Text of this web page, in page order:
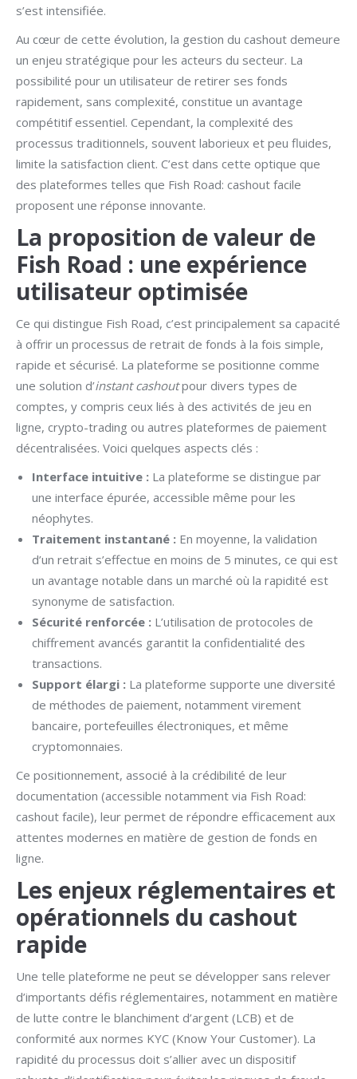
s’est intensifiée.
Au cœur de cette évolution, la gestion du cashout demeure
un enjeu stratégique pour les acteurs du secteur. La
possibilité pour un utilisateur de retirer ses fonds
rapidement, sans complexité, constitue un avantage
compétitif essentiel. Cependant, la complexité des
processus traditionnels, souvent laborieux et peu fluides,
limite la satisfaction client. C’est dans cette optique que
des plateformes telles que Fish Road: cashout facile
proposent une réponse innovante.
La proposition de valeur de
Fish Road : une expérience
utilisateur optimisée
Ce qui distingue Fish Road, c’est principalement sa capacité
à offrir un processus de retrait de fonds à la fois simple,
rapide et sécurisé. La plateforme se positionne comme
une solution d’instant cashoutpour divers types de
comptes, y compris ceux liés à des activités de jeu en
ligne, crypto-trading ou autres plateformes de paiement
décentralisées. Voici quelques aspects clés :
Interface intuitive : La plateforme se distingue par
une interface épurée, accessible même pour les
néophytes.
Traitement instantané : En moyenne, la validation
d’un retrait s’effectue en moins de 5 minutes, ce qui est
un avantage notable dans un marché où la rapidité est
synonyme de satisfaction.
Sécurité renforcée : L’utilisation de protocoles de
chiffrement avancés garantit la confidentialité des
transactions.
Support élargi : La plateforme supporte une diversité
de méthodes de paiement, notamment virement
bancaire, portefeuilles électroniques, et même
cryptomonnaies.
Ce positionnement, associé à la crédibilité de leur
documentation (accessible notamment via Fish Road:
cashout facile), leur permet de répondre efficacement aux
attentes modernes en matière de gestion de fonds en
ligne.
Les enjeux réglementaires et
opérationnels du cashout
rapide
Une telle plateforme ne peut se développer sans relever
d’importants défis réglementaires, notamment en matière
de lutte contre le blanchiment d’argent (LCB) et de
conformité aux normes KYC (Know Your Customer). La
rapidité du processus doit s’allier avec un dispositif